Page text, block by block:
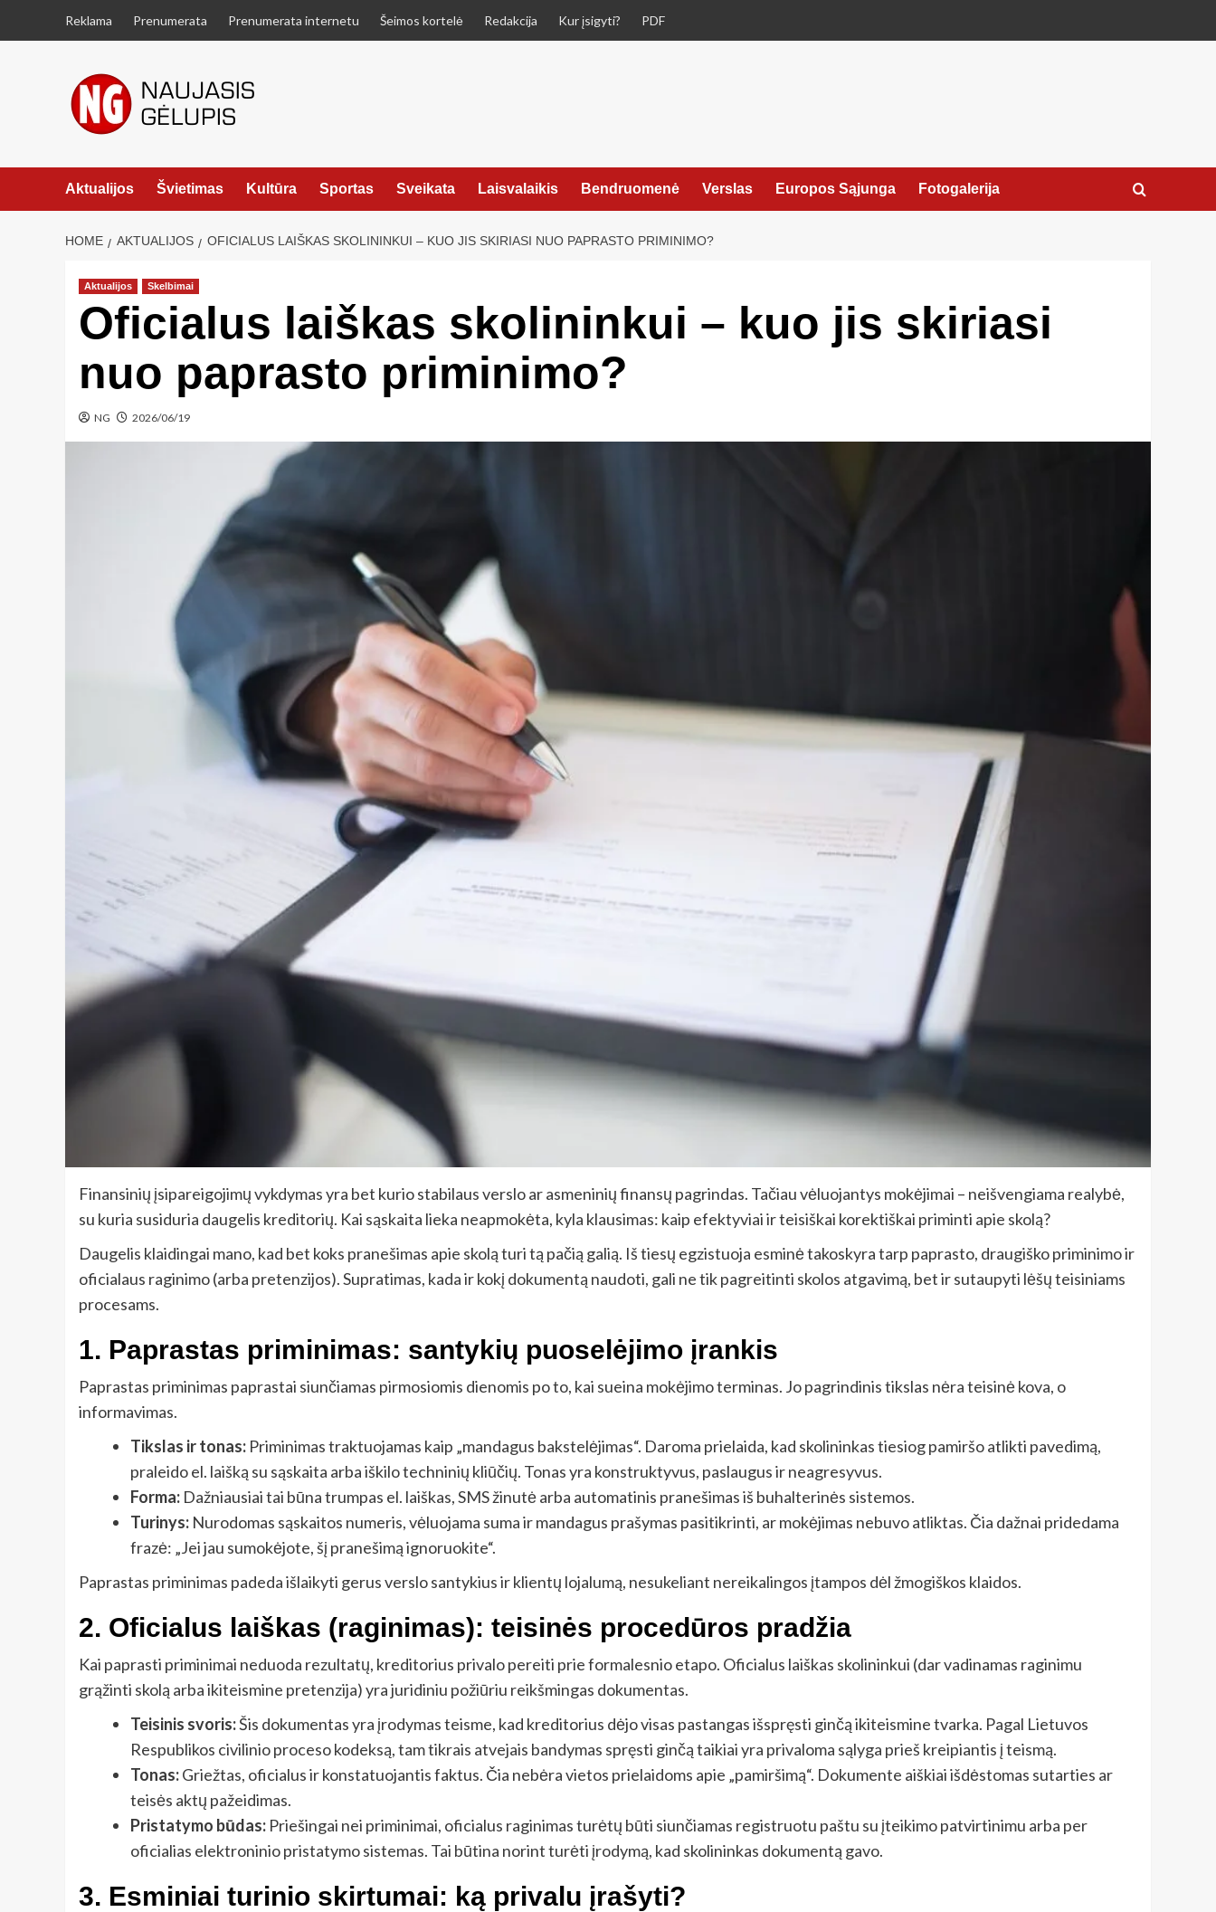
Reklama Prenumerata Prenumerata internetu Šeimos kortelė Redakcija Kur įsigyti? PDF
Aktualijos Švietimas Kultūra Sportas Sveikata Laisvalaikis Bendruomenė Verslas Europos Sąjunga Fotogalerija
HOME AKTUALIJOS OFICIALUS LAIŠKAS SKOLININKUI – KUO JIS SKIRIASI NUO PAPRASTO PRIMINIMO?
Aktualijos Skelbimai
Oficialus laiškas skolininkui – kuo jis skiriasi
nuo paprasto priminimo?
NG 2026/06/19
Finansinių įsipareigojimų vykdymas yra bet kurio stabilaus verslo ar asmeninių finansų pagrindas. Tačiau vėluojantys mokėjimai – neišvengiama realybė,
su kuria susiduria daugelis kreditorių. Kai sąskaita lieka neapmokėta, kyla klausimas: kaip efektyviai ir teisiškai korektiškai priminti apie skolą?
Daugelis klaidingai mano, kad bet koks pranešimas apie skolą turi tą pačią galią. Iš tiesų egzistuoja esminė takoskyra tarp paprasto, draugiško priminimo ir
oficialaus raginimo (arba pretenzijos). Supratimas, kada ir kokį dokumentą naudoti, gali ne tik pagreitinti skolos atgavimą, bet ir sutaupyti lėšų teisiniams
procesams.
1. Paprastas priminimas: santykių puoselėjimo įrankis
Paprastas priminimas paprastai siunčiamas pirmosiomis dienomis po to, kai sueina mokėjimo terminas. Jo pagrindinis tikslas nėra teisinė kova, o
informavimas.
Tikslas ir tonas: Priminimas traktuojamas kaip „mandagus bakstelėjimas“. Daroma prielaida, kad skolininkas tiesiog pamiršo atlikti pavedimą,
praleido el. laišką su sąskaita arba iškilo techninių kliūčių. Tonas yra konstruktyvus, paslaugus ir neagresyvus.
Forma: Dažniausiai tai būna trumpas el. laiškas, SMS žinutė arba automatinis pranešimas iš buhalterinės sistemos.
Turinys: Nurodomas sąskaitos numeris, vėluojama suma ir mandagus prašymas pasitikrinti, ar mokėjimas nebuvo atliktas. Čia dažnai pridedama
frazė: „Jei jau sumokėjote, šį pranešimą ignoruokite“.
Paprastas priminimas padeda išlaikyti gerus verslo santykius ir klientų lojalumą, nesukeliant nereikalingos įtampos dėl žmogiškos klaidos.
2. Oficialus laiškas (raginimas): teisinės procedūros pradžia
Kai paprasti priminimai neduoda rezultatų, kreditorius privalo pereiti prie formalesnio etapo. Oficialus laiškas skolininkui (dar vadinamas raginimu
grąžinti skolą arba ikiteismine pretenzija) yra juridiniu požiūriu reikšmingas dokumentas.
Teisinis svoris:Šis dokumentas yra įrodymas teisme, kad kreditorius dėjo visas pastangas išspręsti ginčą ikiteismine tvarka. Pagal Lietuvos
Respublikos civilinio proceso kodeksą, tam tikrais atvejais bandymas spręsti ginčą taikiai yra privaloma sąlyga prieš kreipiantis į teismą.
Tonas:Griežtas, oficialus ir konstatuojantis faktus. Čia nebėra vietos prielaidoms apie „pamiršimą“. Dokumente aiškiai išdėstomas sutarties ar
teisės aktų pažeidimas.
Pristatymo būdas: Priešingai nei priminimai, oficialus raginimas turėtų būti siunčiamas registruotu paštu su įteikimo patvirtinimu arba per
oficialias elektroninio pristatymo sistemas. Tai būtina norint turėti įrodymą, kad skolininkas dokumentą gavo.
3. Esminiai turinio skirtumai: ką privalu įrašyti?